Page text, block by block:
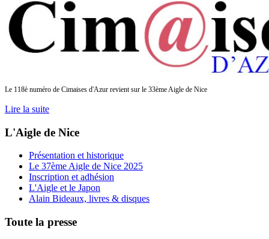
Le 118è numéro de Cimaises d'Azur revient sur le 33ème Aigle de Nice
Lire la suite
L'Aigle de Nice
Présentation et historique
Le 37ème Aigle de Nice 2025
Inscription et adhésion
L'Aigle et le Japon
Alain Bideaux, livres & disques
Toute la presse